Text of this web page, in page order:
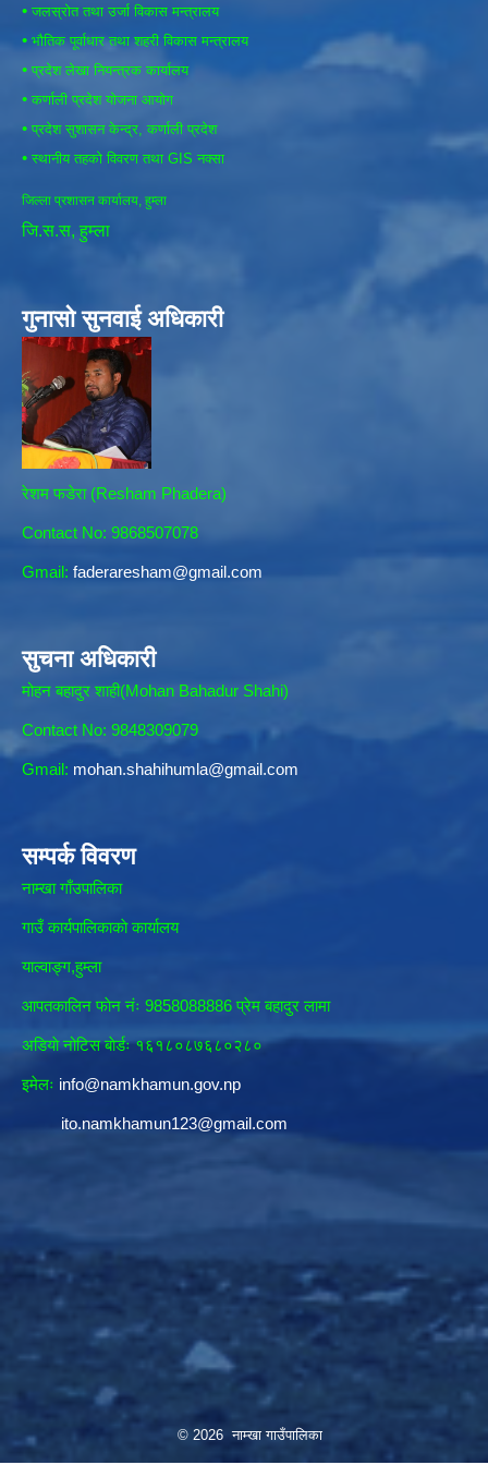
• जलस्रोत तथा उर्जा विकास मन्त्रालय
• भौतिक पूर्वाधार तथा शहरी विकास मन्त्रालय
• प्रदेश लेखा नियन्त्रक कार्यालय
• कर्णाली प्रदेश योजना आयोग
• प्रदेश सुशासन केन्द्र, कर्णाली प्रदेश
• स्थानीय तहको विवरण तथा GIS नक्सा
जिल्ला प्रशासन कार्यालय, हुम्ला
जि.स.स, हुम्ला
गुनासो सुनवाई अधिकारी
रेशम फडेरा (Resham Phadera)
Contact No: 9868507078
Gmail: faderaresham@gmail.com
सुचना अधिकारी
मोहन बहादुर शाही(Mohan Bahadur Shahi)
Contact No: 9848309079
Gmail: mohan.shahihumla@gmail.com
सम्पर्क विवरण
नाम्खा गाँउपालिका
गाउँ कार्यपालिकाकाे कार्यालय
याल्वाङ्ग,हुम्ला
आपतकालिन फाेन नंः 9858088886 प्रेम बहादुर लामा
अडियाे नोटिस बाेर्डः १६१८०८७६८०२८०
इमेलः info@namkhamun.gov.np
ito.namkhamun123@gmail.com
© 2026 नाम्खा गाउँपालिका